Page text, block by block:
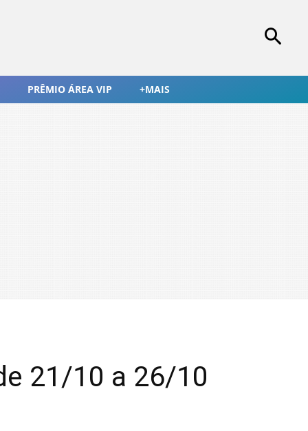
PRÊMIO ÁREA VIP +MAIS
21/10 a 26/10